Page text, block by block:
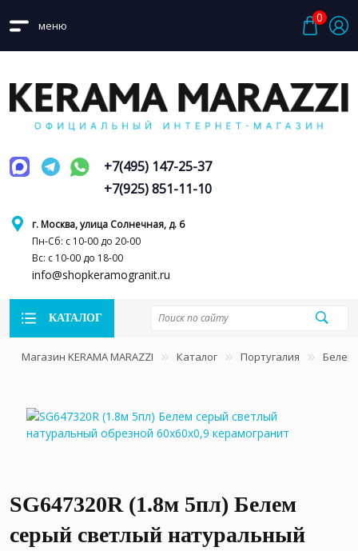
меню
0
г. Москва, улица Солнечная, д. 6
Пн-Сб: с 10-00 до 20-00
Вс: с 10-00 до 18-00
info@shopkeramogranit.ru
+7(495) 147-25-37
+7(925) 851-11-10
КАТАЛОГ
Магазин KERAMA MARAZZI Каталог Португалия Белем
SG647320R (1.8м 5пл) Белем
серый светлый натуральный